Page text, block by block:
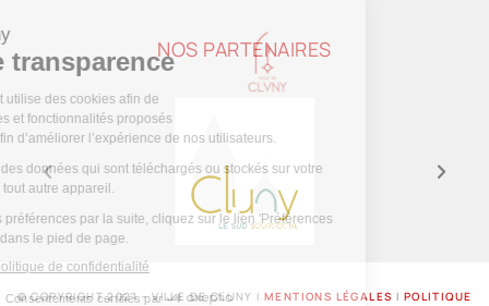
NOS PARTENAIRES
© COPYRIGHT 2021 – VILLE DE CLUNY IMENTIONS LÉGALES I POLITIQUE